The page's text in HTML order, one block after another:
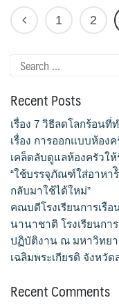
สาขาวิชาการกำหนดและ
สาขาวิชาอุตสาหกรรมก
สาขาวิชาเทคโนโลยีการ
สาขาวิชาเทคโนโลยีกา
สาขาวิชาเทคโนโลยีอาห
สาขาวิชาโภชนาการแล
สาขาวิชาโภชนาการและ
สมรรถภาพและการชะล
หน้าแรก
1 2
Search
for:
Recent Posts
เรื่อง 7 วิธีลดโลกร้อน
เรื่อง การออกแบบห้อง
เคล็ดลับดูแลห้องครัวใ
“ใช้บรรจุภัณฑ์ใส่อาห
กลับมาใช้ได้ใหม่”
คณบดีโรงเรียนการเรื
นานาชาติ โรงเรียนกา
ปฏิบัติงาน ณ มหาวิทยา
เฉลิมพระเกียรติ จังหวั
Recent Comments